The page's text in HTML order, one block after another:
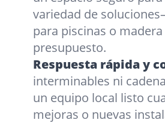
variedad de
para piscinas o
presupuesto.
Respuesta rápida y
interminables ni
un equipo local listo
mejoras o nuevas